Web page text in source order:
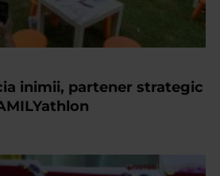
inimii, partener strategic